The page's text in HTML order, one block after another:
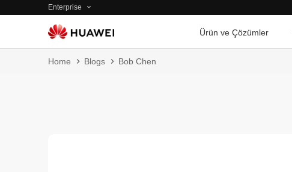
Enterprise
Ürün ve Çözümler
Home Blogs Bob Chen